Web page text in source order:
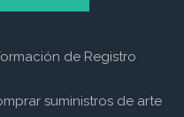
de Registro
suministros de arte